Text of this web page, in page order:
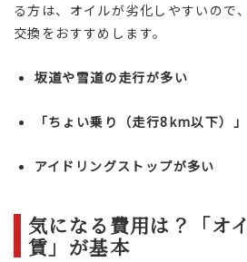
る方は、オイルが劣化しやすいので
交換をおすすめします。
坂道や雪道の走行が多い
「ちょい乗り（走行8km以下）
アイドリングストップが多い
気になる費用は？「オ
賃」が基本